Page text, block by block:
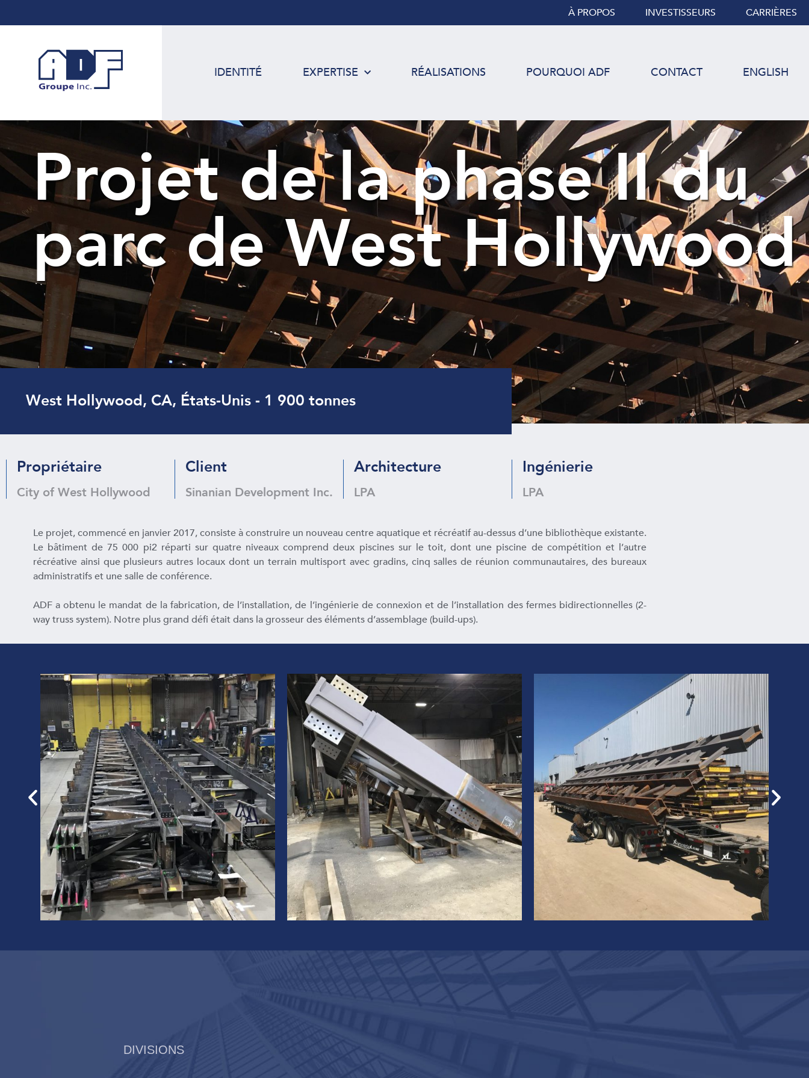
À PROPOS INVESTISSEURS CARRIÈRES
IDENTITÉ EXPERTISE RÉALISATIONS POURQUOI ADF CONTACT ENGLISH
Projet de la phase II du
parc de West Hollywood
West Hollywood, CA, États-Unis - 1 900 tonnes
Propriétaire
City of West Hollywood
Client
Sinanian Development Inc.
Architecture
LPA
Ingénierie
LPA
Le projet, commencé en janvier 2017, consiste à construire un nouveau centre aquatique et récréatif au-dessus d’une bibliothèque existante.
Le bâtiment de 75 000 pi2 réparti sur quatre niveaux comprend deux piscines sur le toit, dont une piscine de compétition et l’autre
récréative ainsi que plusieurs autres locaux dont un terrain multisport avec gradins, cinq salles de réunion communautaires, des bureaux
administratifs et une salle de conférence.
ADF a obtenu le mandat de la fabrication, de l’installation, de l’ingénierie de connexion et de l’installation des fermes bidirectionnelles (2-
way truss system). Notre plus grand défi était dans la grosseur des éléments d’assemblage (build-ups).
DIVISIONS